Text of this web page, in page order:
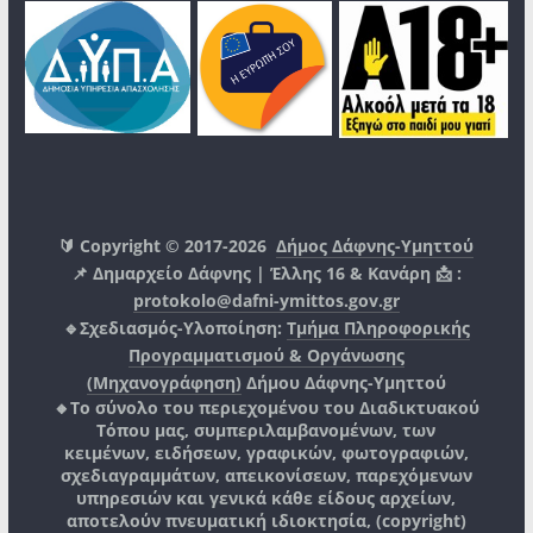
🔰 Copyright © 2017-2026Δήμος Δάφνης-Υμηττού
📌 Δημαρχείο Δάφνης | Έλλης 16 & Κανάρη 📩 :
protokolo@dafni-ymittos.gov.gr
🔹Σχεδιασμός-Υλοποίηση: Τμήμα Πληροφορικής
Προγραμματισμού & Οργάνωσης
(Μηχανογράφηση) Δήμου Δάφνης-Υμηττού
🔸Το σύνολο του περιεχομένου του Διαδικτυακού
Τόπου μας, συμπεριλαμβανομένων, των
κειμένων, ειδήσεων, γραφικών, φωτογραφιών,
σχεδιαγραμμάτων, απεικονίσεων, παρεχόμενων
υπηρεσιών και γενικά κάθε είδους αρχείων,
αποτελούν πνευματική ιδιοκτησία, (copyright)